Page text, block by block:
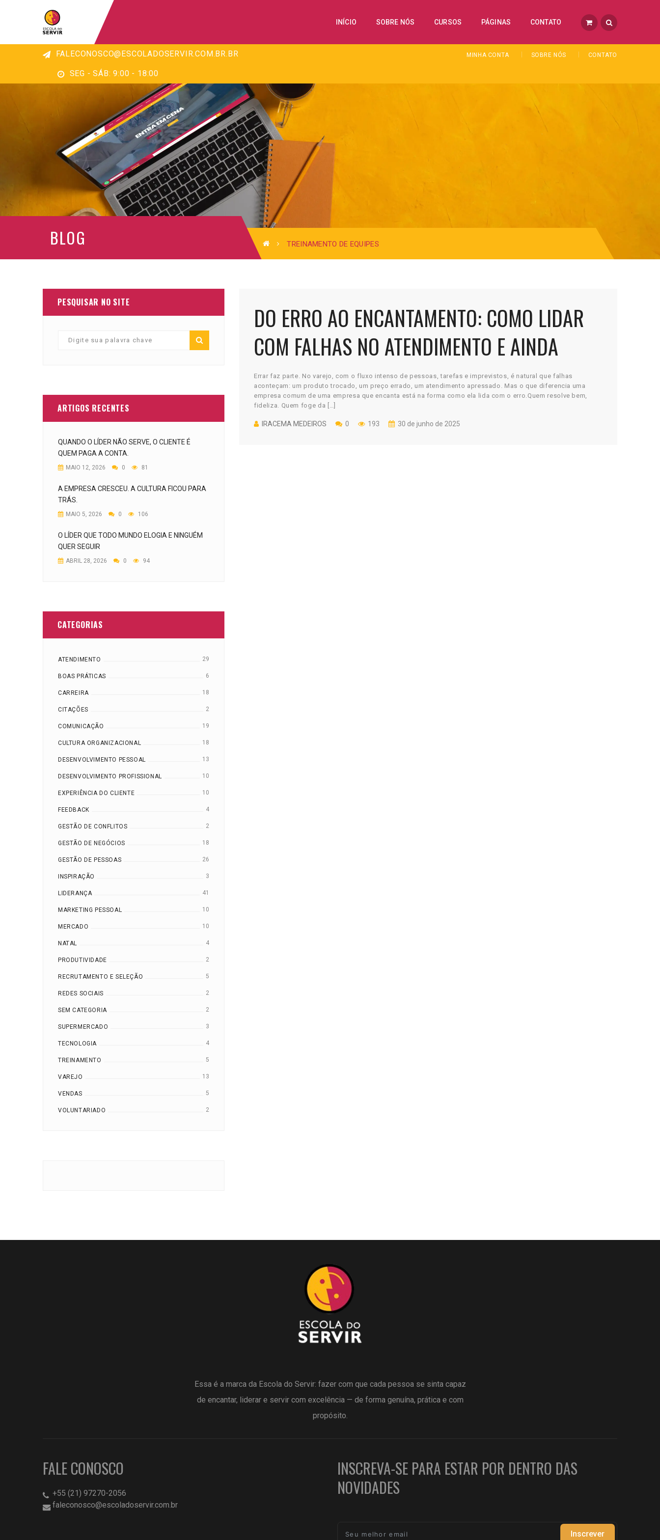
INÍCIO SOBRE NÓS CURSOS PÁGINAS CONTATO
FALECONOSCO@ESCOLADOSERVIR.COM.BR.BR
SEG - SÁB: 9:00 - 18:00
MINHA CONTA SOBRE NÓS CONTATO
BLOG TREINAMENTO DE EQUIPES
PESQUISAR NO SITE
ARTIGOS RECENTES
QUANDO O LÍDER NÃO SERVE, O CLIENTE É
QUEM PAGA A CONTA.
MAIO 12, 2026 0 81
A EMPRESA CRESCEU. A CULTURA FICOU PARA
TRÁS.
MAIO 5, 2026 0 106
O LÍDER QUE TODO MUNDO ELOGIA E NINGUÉM
QUER SEGUIR
ABRIL 28, 2026 0 94
CATEGORIAS
ATENDIMENTO 29
BOAS PRÁTICAS 6
CARREIRA 18
CITAÇÕES 2
COMUNICAÇÃO 19
CULTURA ORGANIZACIONAL 18
DESENVOLVIMENTO PESSOAL 13
DESENVOLVIMENTO PROFISSIONAL 10
EXPERIÊNCIA DO CLIENTE 10
FEEDBACK 4
GESTÃO DE CONFLITOS 2
GESTÃO DE NEGÓCIOS 18
GESTÃO DE PESSOAS 26
INSPIRAÇÃO 3
LIDERANÇA 41
MARKETING PESSOAL 10
MERCADO 10
NATAL 4
PRODUTIVIDADE 2
RECRUTAMENTO E SELEÇÃO 5
REDES SOCIAIS 2
SEM CATEGORIA 2
SUPERMERCADO 3
TECNOLOGIA 4
TREINAMENTO 5
VAREJO 13
VENDAS 5
VOLUNTARIADO 2
DO ERRO AO ENCANTAMENTO: COMO LIDAR
COM FALHAS NO ATENDIMENTO E AINDA
FIDELIZAR
Errar faz parte. No varejo, com o fluxo intenso de pessoas, tarefas e imprevistos, é natural que falhas
aconteçam: um produto trocado, um preço errado, um atendimento apressado. Mas o que diferencia uma
empresa comum de uma empresa que encanta está na forma como ela lida com o erro.Quem resolve bem,
fideliza. Quem foge da […]
IRACEMA MEDEIROS 0 193 30 de junho de 2025
Essa é a marca da Escola do Servir: fazer com que cada pessoa se sinta capaz
de encantar, liderar e servir com excelência — de forma genuína, prática e com
propósito.
FALE CONOSCO
+55 (21) 97270-2056
faleconosco@escoladoservir.com.br
INSCREVA-SE PARA ESTAR POR DENTRO DAS
NOVIDADES
Inscrever